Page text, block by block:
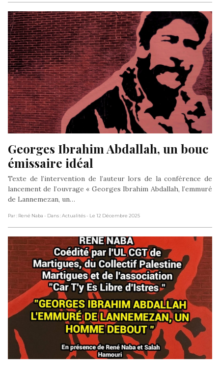
Georges Ibrahim Abdallah, un bouc
émissaire idéal
Texte de l’intervention de l’auteur lors de la conférence de
lancement de l’ouvrage « Georges Ibrahim Abdallah, l’emmuré
de Lannemezan, un…
Par : René Naba - Dans : Actualités- Le 12 Décembre 2025